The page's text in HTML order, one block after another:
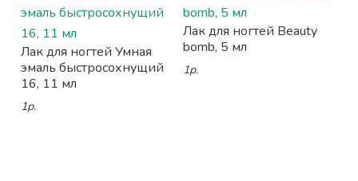
Лак для ногтей Умная
эмаль быстросохнущий
16, 11 мл
1р.
Лак для ногтей Beauty
bomb, 5 мл
1р.